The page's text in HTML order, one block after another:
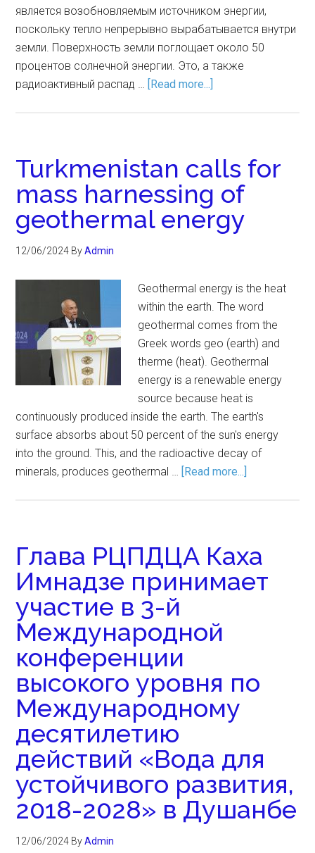
является возобновляемым источником энергии,
поскольку тепло непрерывно вырабатывается внутри
земли. Поверхность земли поглощает около 50
процентов солнечной энергии. Это, а также
радиоактивный распад … [Read more...]
Turkmenistan calls for
mass harnessing of
geothermal energy
12/06/2024 ByAdmin
Geothermal energy is the heat
within the earth. The word
geothermal comes from the
Greek words geo (earth) and
therme (heat). Geothermal
energy is a renewable energy
source because heat is
continuously produced inside the earth. The earth's
surface absorbs about 50 percent of the sun's energy
into the ground. This, and the radioactive decay of
minerals, produces geothermal … [Read more...]
Глава РЦПДЦА Каха
Имнадзе принимает
участие в 3-й
Международной
конференции
высокого уровня по
Международному
десятилетию
действий «Вода для
устойчивого развития,
2018-2028» в Душанбе
12/06/2024 ByAdmin